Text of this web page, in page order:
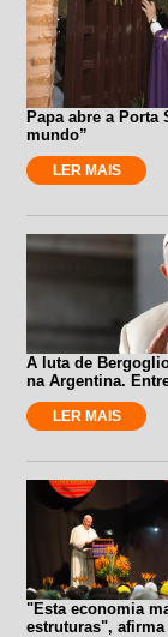
Papa abre a Porta
mundo”
LER MAIS
A luta de
na Argentina.
LER MAIS
"Esta economia
estruturas",